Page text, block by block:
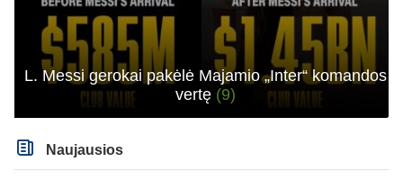
L. Messi gerokai pakėlė Majamio „Inter“ komandos
vertę (9)
Naujausios